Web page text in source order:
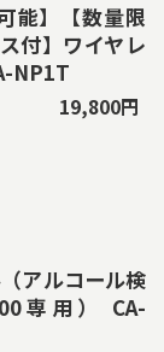
能】【数量限
付】ワイヤレ
NP1T
19,800円
アルコール検
専用） CA-